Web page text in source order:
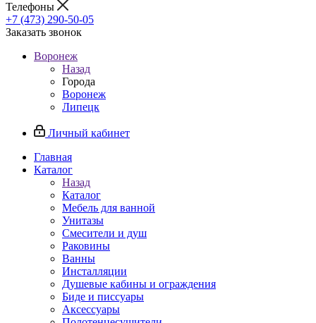
Телефоны
+7 (473) 290-50-05
Заказать звонок
Воронеж
Назад
Города
Воронеж
Липецк
Личный кабинет
Главная
Каталог
Назад
Каталог
Мебель для ванной
Унитазы
Смесители и душ
Раковины
Ванны
Инсталляции
Душевые кабины и ограждения
Биде и писсуары
Аксессуары